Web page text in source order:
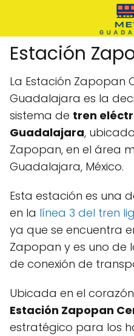
Estación
La Estación Zapopan
Guadalajara es la
sistema de tren
Guadalajara,
Zapopan, en el área
Guadalajara, México.
Esta estación es una
en la línea 3 del tren
ya que se encuentra
Zapopan y es uno de
de conexión de
Ubicada en el
Estación Zapopan
estratégico para los